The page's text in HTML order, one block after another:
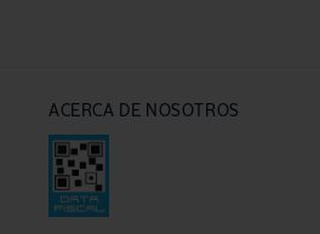
ACERCA DE NOSOTROS